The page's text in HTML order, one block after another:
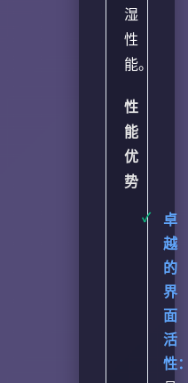
湿
性
能。
性
能
优
势
卓
越
的
界
面
活
性